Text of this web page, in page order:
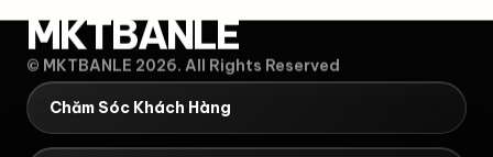
MKTBANLE
© MKTBANLE 2026. All Rights Reserved
Chăm Sóc Khách Hàng